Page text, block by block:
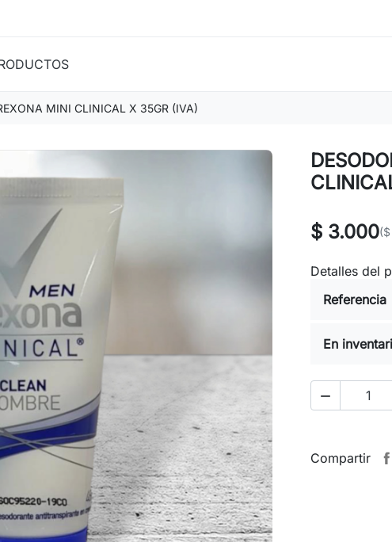
MINI CLINICAL X 35GR (IVA)
$ 3.000
Detalles del
Referencia
En

Compartir